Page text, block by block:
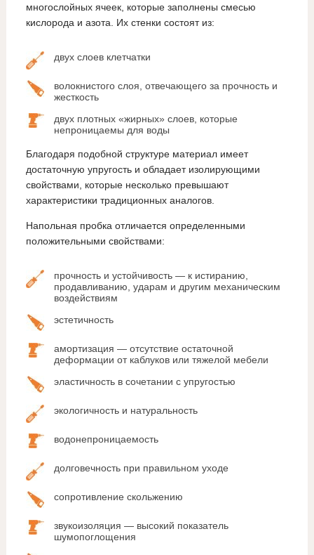
многослойных ячеек, которые заполнены смесью
кислорода и азота. Их стенки состоят из:
двух слоев клетчатки
волокнистого слоя, отвечающего за прочность и
жесткость
двух плотных «жирных» слоев, которые
непроницаемы для воды
Благодаря подобной структуре материал имеет
достаточную упругость и обладает изолирующими
свойствами, которые несколько превышают
характеристики традиционных аналогов.
Напольная пробка отличается определенными
положительными свойствами:
прочность и устойчивость — к истиранию,
продавливанию, ударам и другим механическим
воздействиям
эстетичность
амортизация — отсутствие остаточной
деформации от каблуков или тяжелой мебели
эластичность в сочетании с упругостью
экологичность и натуральность
водонепроницаемость
долговечность при правильном уходе
сопротивление скольжению
звукоизоляция — высокий показатель
шумопоглощения